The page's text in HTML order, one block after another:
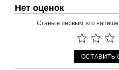
Нет оценок
Станьте первым, кто
ОСТАВИТЬ